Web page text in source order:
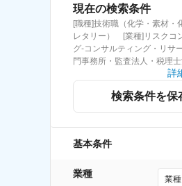
求人特集から探す
現在の検索条件
[職種]技術職（化学・素材・
レタリー） [業種]リスクコ
グ-コンサルティング・リサ
門事務所・監査法人・税理
条件](待遇・福利厚生)固定
詳
検索条件を保
基本条件
業種 業